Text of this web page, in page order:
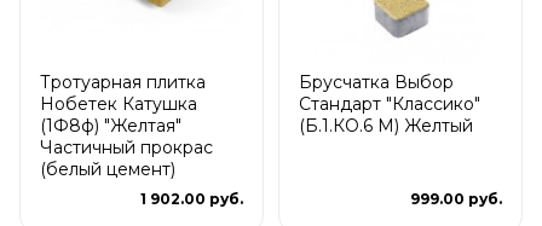
Тротуарная плитка
Нобетек Катушка
(1Ф8ф) "Желтая"
Частичный прокрас
(белый цемент)
1 902.00 руб.
Брусчатка Выбор
Стандарт "Классико"
(Б.1.КО.6 М) Желтый
999.00 руб.